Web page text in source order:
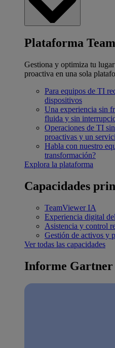
Plataforma
Gestiona y optimiza tu
proactiva en una sola
Para equipos de TI
dispositivos
Una experiencia sin
fluida y sin
Operaciones de TI
proactivas y un
Habla con nuestro
transformación?
Explora la plataforma
Capacidades
TeamViewer IA
Experiencia digital
Asistencia y control
Gestión de activos y
Ver todas las capacidades
Informe Gartner